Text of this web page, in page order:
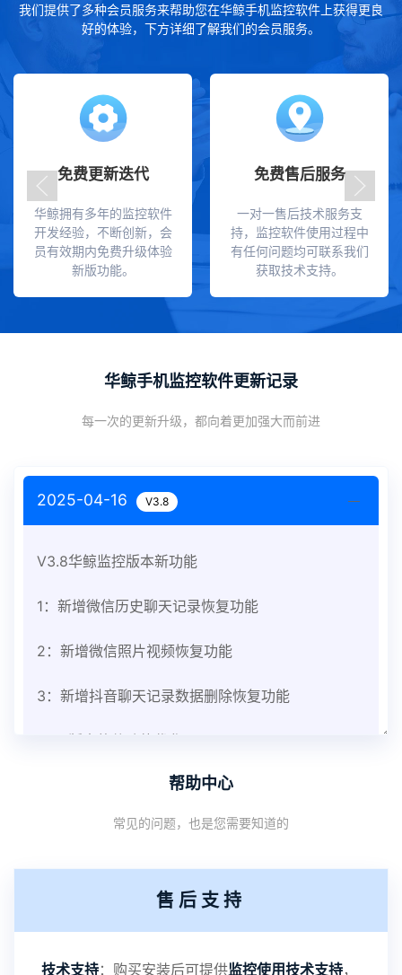
我们提供了多种会员服务来帮助您在华鲸手机监控软件上获得更良
好的体验，下方详细了解我们的会员服务。
免费更新迭代
华鲸拥有多年的监控软件
开发经验，不断创新，会
员有效期内免费升级体验
新版功能。
免费售后服务
一对一售后技术服务支
持，监控软件使用过程中
有任何问题均可联系我们
获取技术支持。
华鲸手机监控软件更新记录
每一次的更新升级，都向着更加强大而前进
2025-04-16 V3.8
V3.8华鲸监控版本新功能
1：新增微信历史聊天记录恢复功能
2：新增微信照片视频恢复功能
3：新增抖音聊天记录数据删除恢复功能
1：优化监控终端从当前监控界面切换其他被控端手
机设备响应慢问题
4：优化离线云储存服务器相册照片文件夹路径问题
帮助中心
常见的问题，也是您需要知道的
售后支持
技术支持：购买安装后可提供监控使用技术支持，